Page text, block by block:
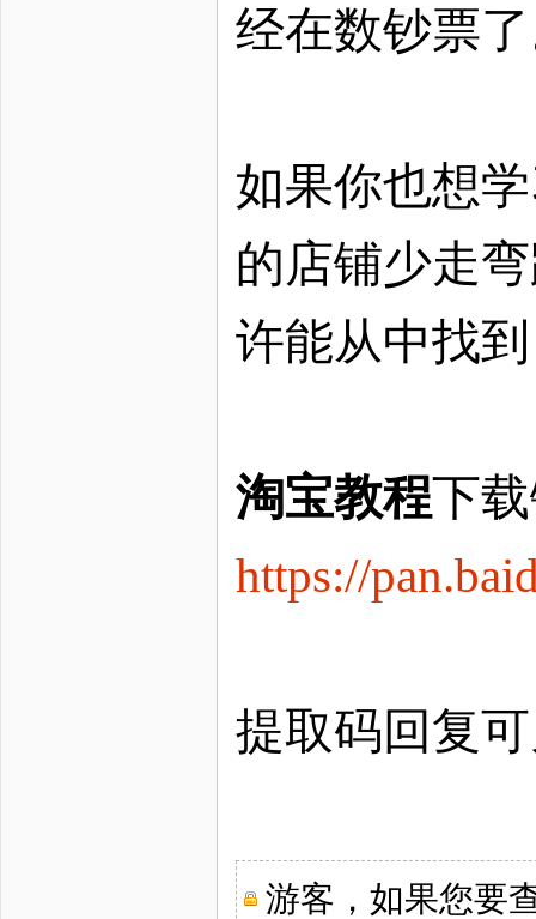
经在数钞票
如果你也想
的店铺少走
许能从中找
淘宝教程下
https://
提取码回复
游客，如果您要